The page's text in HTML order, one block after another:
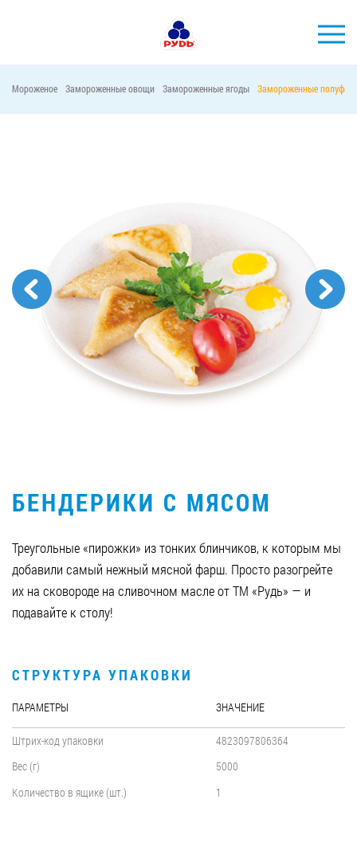
АКЦИИ
ПРЕСС-ЦЕНТР
ХОРЕКА
Тендерные закупки
Контакты
Вакансии
СТАТЬ ПАРТНЕРОМ
0412 48 28 17
0412 42 29 23
Мороженое Замороженные овощи Замороженные ягоды Замороженные
БЕНДЕРИКИ С МЯСОМ
Треугольные «пирожки» из тонких блинчиков, к которым мы
добавили самый нежный мясной фарш. Просто разогрейте
их на сковороде на сливочном масле от ТМ «Рудь» — и
подавайте к столу!
СТРУКТУРА УПАКОВКИ
ПАРАМЕТРЫ ЗНАЧЕНИЕ
Штрих-код упаковки
4823097806364
Вес (г)
5000
Количество в ящике (шт.)
1